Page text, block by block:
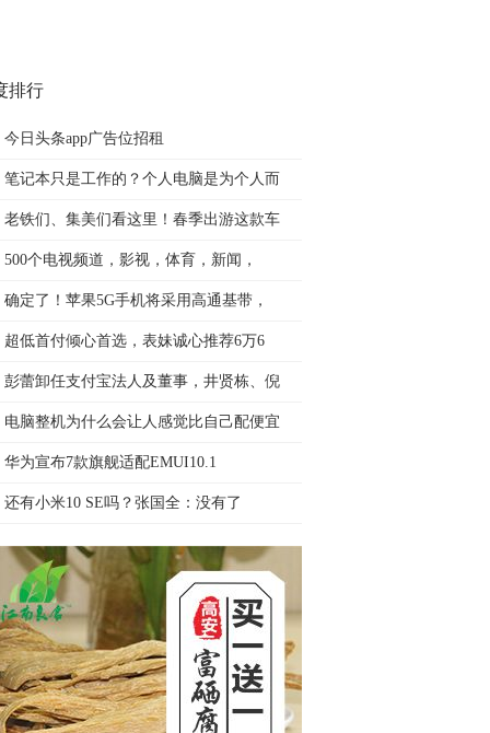
排行
今日头条app广告位招租
笔记本只是工作的？个人电脑是为个人而
老铁们、集美们看这里！春季出游这款车
500个电视频道，影视，体育，新闻，
确定了！苹果5G手机将采用高通基带，
超低首付倾心首选，表妹诚心推荐6万6
彭蕾卸任支付宝法人及董事，井贤栋、倪
电脑整机为什么会让人感觉比自己配便宜
华为宣布7款旗舰适配EMUI10.1
还有小米10 SE吗？张国全：没有了